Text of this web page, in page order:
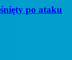
po ataku